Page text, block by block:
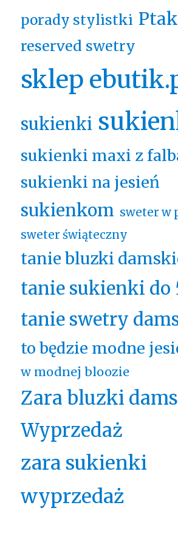
porady stylistki
reserved swetry
sklep
sukienki
sukienki maxi z
sukienki na jesień
sukienkom sweter w
sweter świąteczny
tanie bluzki
tanie sukienki do
tanie swetry
to będzie modne
w modnej bloozie
Zara bluzki
Wyprzedaż
zara sukienki
wyprzedaż